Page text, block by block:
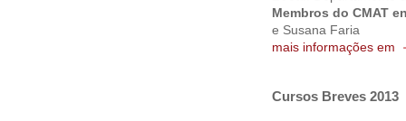
Membros do CMAT
e Susana Faria
mais informações em
Cursos Breves 2013